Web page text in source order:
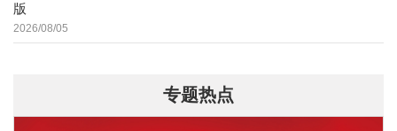
版
2026/08/05
专题热点